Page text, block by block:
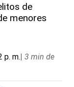
de
menores
p. m.| 3 min de